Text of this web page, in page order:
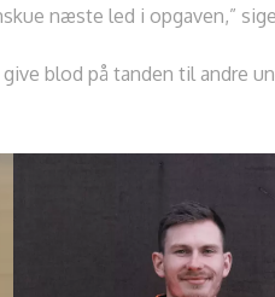
næste led i opgaven,”
blod på tanden til andre